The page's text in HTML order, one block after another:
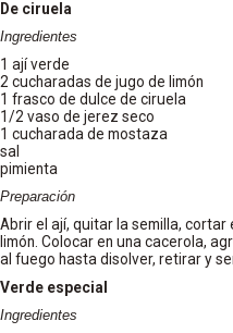
De ciruela
Ingredientes
1 ají verde
2 cucharadas de jugo de limón
1 frasco de dulce de ciruela
1/2 vaso de jerez seco
1 cucharada de mostaza
sal
pimienta
Preparación
Abrir el ají, quitar la semilla,
limón. Colocar en una cacerola,
al fuego hasta disolver, retirar y
Verde especial
Ingredientes